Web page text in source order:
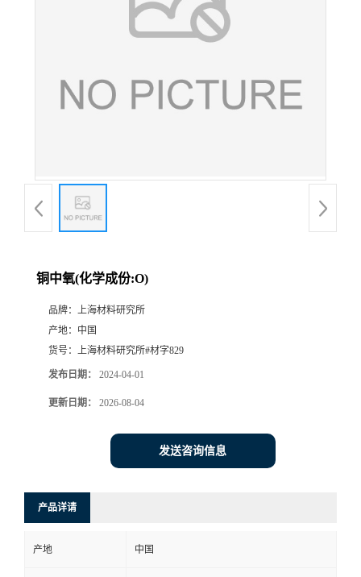
铜中氧(化学成份:O)
品牌： 上海材料研究所
产地： 中国
货号： 上海材料研究所#材字829
发布日期： 2024-04-01
更新日期： 2026-08-04
发送咨询信息
产品详请
产地 中国